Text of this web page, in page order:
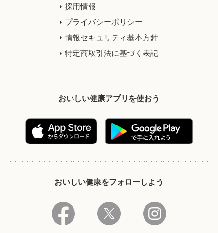
採用情報
プライバシーポリシー
情報セキュリティ基本方針
特定商取引法に基づく表記
おいしい健康アプリを使おう
おいしい健康をフォローしよう